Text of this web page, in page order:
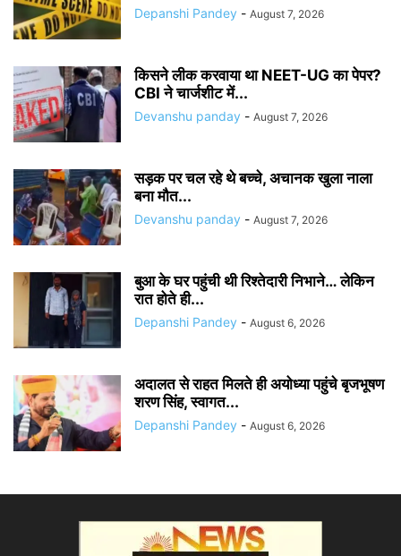
Depanshi Pandey - August 7, 2026
किसने लीक करवाया था NEET-UG का पेपर?
CBI ने चार्जशीट में...
Devanshu panday - August 7, 2026
सड़क पर चल रहे थे बच्चे, अचानक खुला नाला
बना मौत...
Devanshu panday - August 7, 2026
बुआ के घर पहुंची थी रिश्तेदारी निभाने… लेकिन
रात होते ही...
Depanshi Pandey - August 6, 2026
अदालत से राहत मिलते ही अयोध्या पहुंचे बृजभूषण
शरण सिंह, स्वागत...
Depanshi Pandey - August 6, 2026